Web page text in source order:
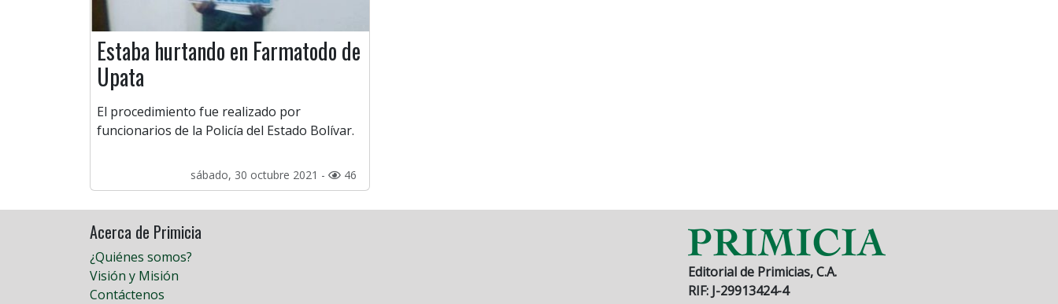
Estaba hurtando en Farmatodo de
Upata
El procedimiento fue realizado por
funcionarios de la Policía del Estado Bolívar.
sábado, 30 octubre 2021 - 46
Acerca de Primicia
¿Quiénes somos?
Visión y Misión
Contáctenos
Editorial de Primicias, C.A.
RIF: J-29913424-4